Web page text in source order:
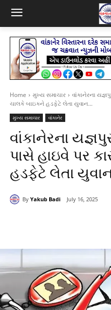
Home મુખ્ય સમાચાર
વાંકાનેરના
ચાલકે બાઇકને હડફેટે લેતા યુવાન...
મુખ્ય સમાચાર વાંકાનેર
વાંકાનેરના
પાસે હાઇવે પર
હડફેટે લેતા
By Yakub Badi July 16, 2025